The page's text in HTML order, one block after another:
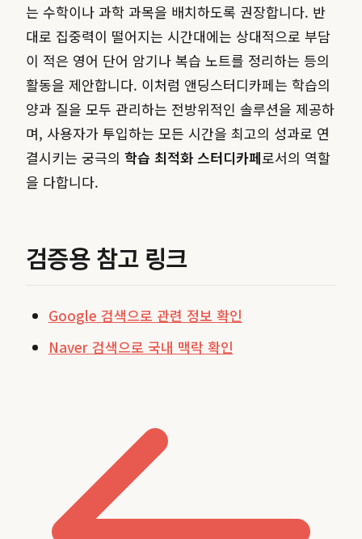
는 수학이나 과학 과목을 배치하도록 권장합니다. 반
대로 집중력이 떨어지는 시간대에는 상대적으로 부담
이 적은 영어 단어 암기나 복습 노트를 정리하는 등의
활동을 제안합니다. 이처럼 앤딩스터디카페는 학습의
양과 질을 모두 관리하는 전방위적인 솔루션을 제공하
며, 사용자가 투입하는 모든 시간을 최고의 성과로 연
결시키는 궁극의 학습 최적화 스터디카페로서의 역할
을 다합니다.
검증용 참고 링크
Google 검색으로 관련 정보 확인
Naver 검색으로 국내 맥락 확인